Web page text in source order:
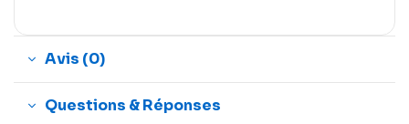
Avis (0)
Questions & Réponses